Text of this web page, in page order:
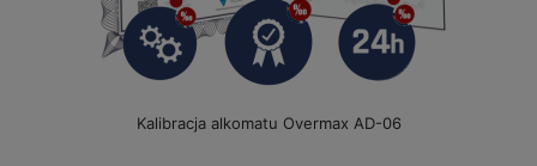
Kalibracja alkomatu Overmax AD-06